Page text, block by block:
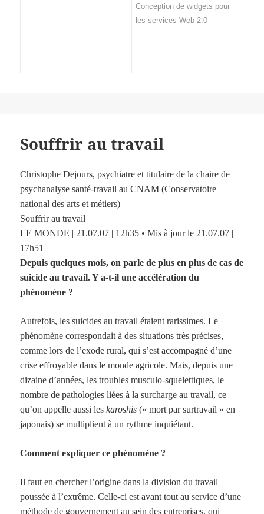
Conception de widgets pour
les services Web 2.0
Souffrir au travail
Christophe Dejours, psychiatre et titulaire de la chaire de
psychanalyse santé-travail au CNAM (Conservatoire
national des arts et métiers)
Souffrir au travail
LE MONDE | 21.07.07 | 12h35 • Mis à jour le 21.07.07 |
17h51
Depuis quelques mois, on parle de plus en plus de cas de
suicide au travail. Y a-t-il une accélération du
phénomène ?
Autrefois, les suicides au travail étaient rarissimes. Le
phénomène correspondait à des situations très précises,
comme lors de l’exode rural, qui s’est accompagné d’une
crise effroyable dans le monde agricole. Mais, depuis une
dizaine d’années, les troubles musculo-squelettiques, le
nombre de pathologies liées à la surcharge au travail, ce
qu’on appelle aussi leskaroshis (« mort par surtravail » en
japonais) se multiplient à un rythme inquiétant.
Comment expliquer ce phénomène ?
Il faut en chercher l’origine dans la division du travail
poussée à l’extrême. Celle-ci est avant tout au service d’une
méthode de gouvernement au sein des entreprises, qui